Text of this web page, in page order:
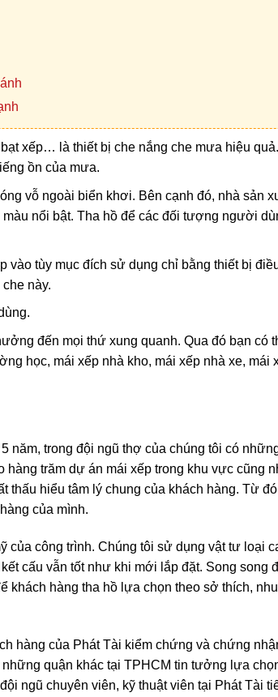
xếp… là thiết bị che nắng che mưa hiệu
ồn của mưa.
vỗ ngoài biển khơi. Bên cạnh đó, nhà sản
màu nổi bật. Tha hồ để các đối tượng người
vào tùy mục đích sử dụng chỉ bằng thiết bị
này.
đến mọi thứ xung quanh. Qua đó bạn có
học, mái xếp nhà kho, mái xếp nhà xe, mái
năm, trong đội ngũ thợ của chúng tôi có
trăm dự án mái xếp trong khu vực cũng
thấu hiểu tâm lý chung của khách hàng. Từ
của mình.
của công trình. Chúng tôi sử dụng vật tư loại
cấu vẫn tốt như khi mới lắp đặt. Song song
khách hàng tha hồ lựa chọn theo sở thích,
hàng của Phát Tài kiểm chứng và chứng
quận khác tại TPHCM tin tưởng lựa
ngũ chuyên viên, kỹ thuật viên tại Phát Tài